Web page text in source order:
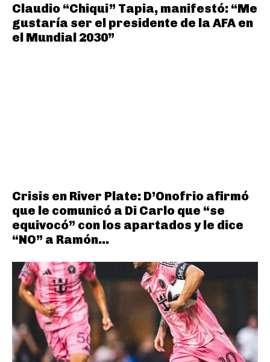
Claudio “Chiqui” Tapia, manifestó: “Me
gustaría ser el presidente de la AFA en
el Mundial 2030”
Crisis en River Plate: D’Onofrio afirmó
que le comunicó a Di Carlo que “se
equivocó” con los apartados y le dice
“NO” a Ramón...